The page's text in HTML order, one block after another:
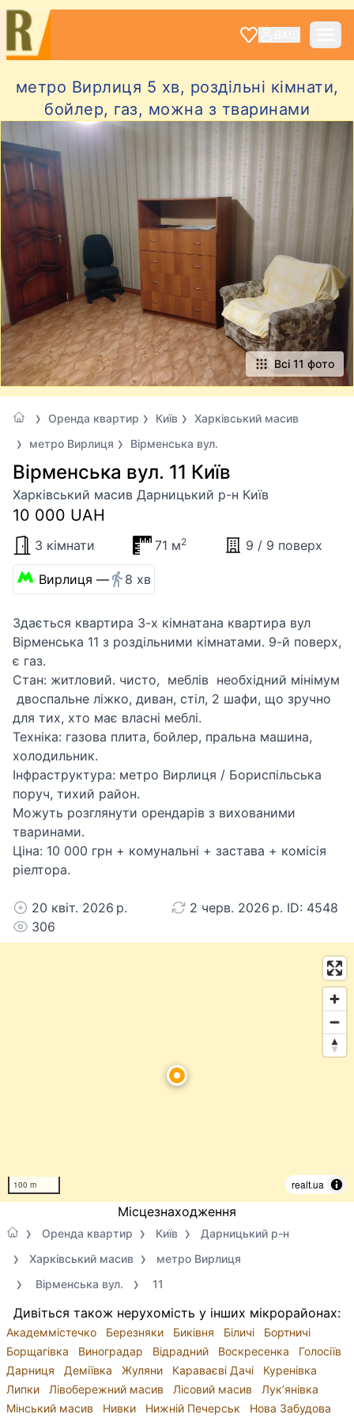
метро Вирлиця 5 хв, роздільні кімнати,
бойлер, газ, можна з тваринами
Всі 11 фото
Оренда квартир Київ
Харківський масив
метро Вирлиця
Вірменська вул.
Вірменська вул. 11 Київ
Харківський масив Дарницький р-н Київ
10 000 UAH
3 кімнати 71 м2 9 / 9 поверх
Вирлиця — 8 хв
​Здається квартира 3-х кімнатана квартира вул
Вірменська 11 з роздільними кімнатами. 9-й поверх,
є газ.
​Стан: житловий. чисто, меблів необхідний мінімум
двоспальне ліжко, диван, стіл, 2 шафи, що зручно
для тих, хто має власні меблі.
​Техніка: газова плита, бойлер, пральна машина,
холодильник.
​Інфраструктура: метро Вирлиця / Бориспільська
поруч, тихий район.
​Можуть розглянути орендарів з вихованими
тваринами.
​Ціна: 10 000 грн + комунальні + застава + комісія
ріелтора.
20 квіт. 2026 р.
2 черв. 2026 р. ID: 4548
306
100 m realt.ua
Місцезнаходження
Оренда квартир Київ
Дарницький р-н
Харківський масив
метро Вирлиця
Вірменська вул.
11
Дивіться також нерухомість у інших мікрорайонах:
Академмістечко Березняки Биківня Біличі
Бортничі
Борщагівка
Виноградар Відрадний Воскресенка
Голосіїв
Дарниця
Деміївка Жуляни Караваєві Дачі
Куренівка
Липки
Лівобережний масив Лісовий масив
Лук’янівка
Мінський масив
Нивки Нижній Печерськ Нова Забудова